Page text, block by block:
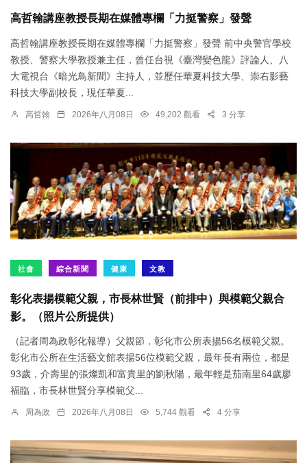
高哲翰講座教授長期在媒體專欄「力挺警察」發聲
高哲翰講座教授長期在媒體專欄「力挺警察」發聲 前中央警官學校
教授、警察大學教授兼主任，曾任台視《臺灣變色龍》評論人、八
大電視台《暗光鳥新聞》主持人，並歷任華夏科技大學、崇右影藝
科技大學副校長，現任華夏...
高哲翰 2026年八月08日 49,202 觀看 3 分享
社會 綜合新聞 健康 文教
彰化表揚模範父親，市長林世賢（前排中）與模範父親合
影。（照片公所提供）
（記者周為政彰化報導）父親節，彰化市公所表揚56名模範父親。
彰化市公所在生活藝文館表揚56位模範父親，最年長有兩位，都是
93歲，介壽里的張燦凱和富貴里的劉秋陽，最年輕是茄南里64歲廖
福臨，市長林世賢分享模範父...
周為政 2026年八月08日 5,744 觀看 4 分享